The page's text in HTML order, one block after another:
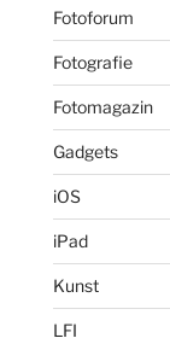
Fotoforum
Fotografie
Fotomagazin
Gadgets
iOS
iPad
Kunst
LFI